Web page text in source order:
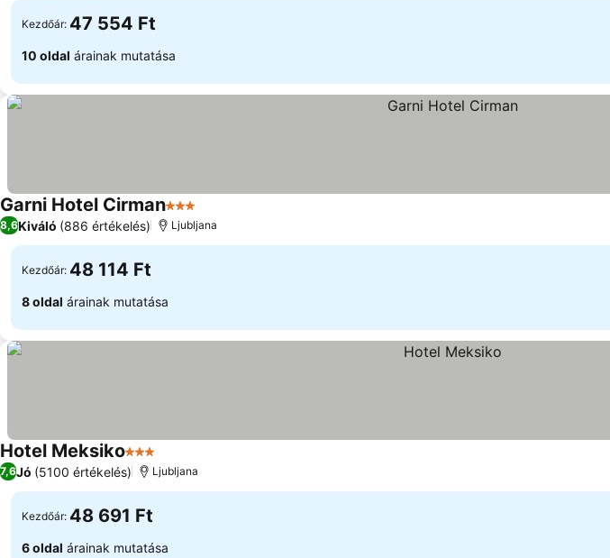
Kezdőár: 47 554 Ft
10 oldal árainak mutatása
Garni Hotel Cirman3 Kategória
8,6Kiváló (886 értékelés) Ljubljana
Kezdőár: 48 114 Ft
8 oldal árainak mutatása
Hotel Meksiko3 Kategória
7,6Jó (5100 értékelés) Ljubljana
Kezdőár: 48 691 Ft
6 oldal árainak mutatása